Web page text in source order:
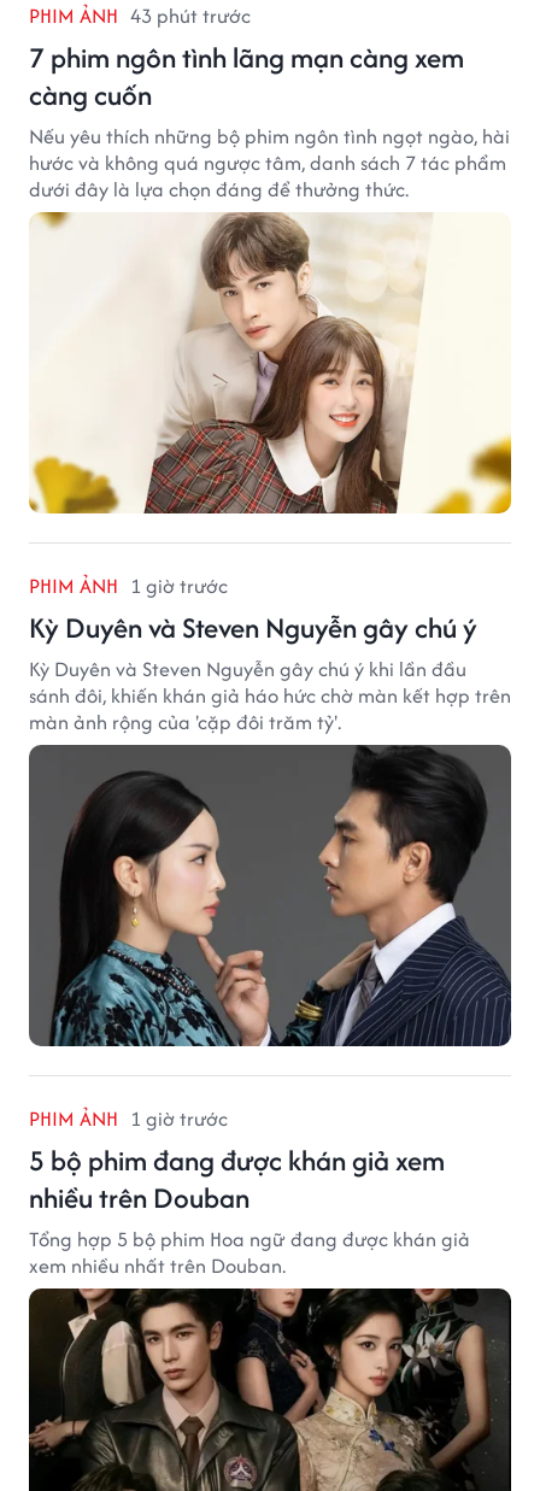
PHIM ẢNH 43 phút trước
7 phim ngôn tình lãng mạn càng xem
càng cuốn
Nếu yêu thích những bộ phim ngôn tình ngọt ngào, hài
hước và không quá ngược tâm, danh sách 7 tác phẩm
dưới đây là lựa chọn đáng để thưởng thức.
PHIM ẢNH 1 giờ trước
Kỳ Duyên và Steven Nguyễn gây chú ý
Kỳ Duyên và Steven Nguyễn gây chú ý khi lần đầu
sánh đôi, khiến khán giả háo hức chờ màn kết hợp trên
màn ảnh rộng của 'cặp đôi trăm tỷ'.
PHIM ẢNH 1 giờ trước
5 bộ phim đang được khán giả xem
nhiều trên Douban
Tổng hợp 5 bộ phim Hoa ngữ đang được khán giả
xem nhiều nhất trên Douban.